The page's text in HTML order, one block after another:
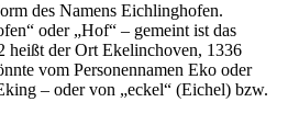
des Namens Eichlinghofen.
oder „Hof“ – gemeint ist das
heißt der Ort Ekelinchoven, 1336
vom Personennamen Eko oder
– oder von „eckel“ (Eichel) bzw.